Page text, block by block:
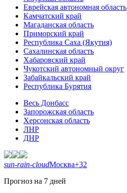
Еврейская автономная область
Камчатский край
Магаданская область
Приморский край
Республика Саха (Якутия)
Сахалинская область
Хабаровский край
Чукотский автономный округ
Забайкальский край
Республика Бурятия
Весь Донбасс
Запорожская область
Херсонская область
ЛНР
ДНР
sun-rain-cloudМосква+32
Прогноз на 7 дней